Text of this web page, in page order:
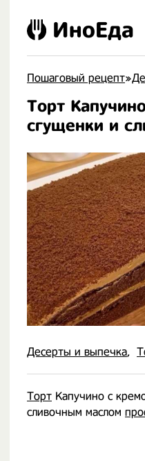
Пошаговый рецепт»
Торт
сгущенки и
Десерты и выпечка
Торт Капучино с
сливочным маслом
ИноЕда